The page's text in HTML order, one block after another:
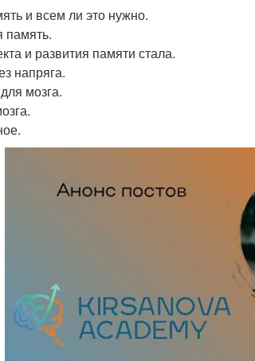
и всем ли это нужно.
память.
и развития памяти стала.
напряга.
мозга.